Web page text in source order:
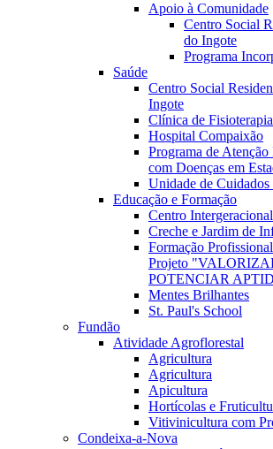
Apoio à Comunidade
Centro Social
do Ingote
Programa
Saúde
Centro Social
Ingote
Clínica de
Hospital Compaixão
Programa de Atenção
com Doenças em
Unidade de
Educação e Formação
Centro
Creche e Jardim de
Formação
Projeto
POTENCIAR
Mentes Brilhantes
St. Paul's School
Fundão
Atividade Agroflorestal
Agricultura
Agricultura
Apicultura
Hortícolas e
Vitivinicultura com
Condeixa-a-Nova